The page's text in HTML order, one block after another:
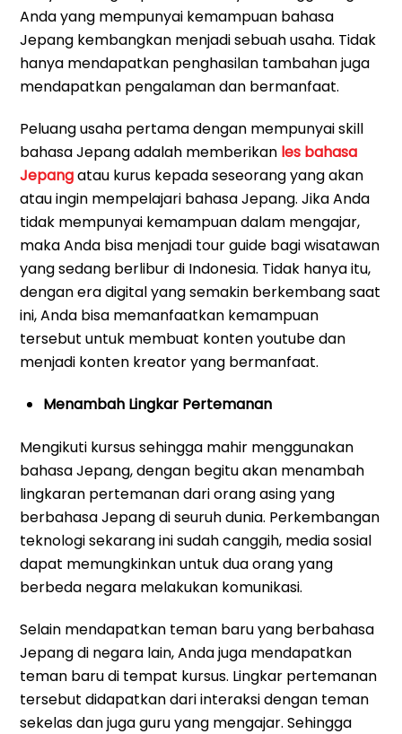
Anda yang mempunyai kemampuan bahasa
Jepang kembangkan menjadi sebuah usaha. Tidak
hanya mendapatkan penghasilan tambahan juga
mendapatkan pengalaman dan bermanfaat.
Peluang usaha pertama dengan mempunyai skill
bahasa Jepang adalah memberikan les bahasa
Jepangatau kurus kepada seseorang yang akan
atau ingin mempelajari bahasa Jepang. Jika Anda
tidak mempunyai kemampuan dalam mengajar,
maka Anda bisa menjadi tour guide bagi wisatawan
yang sedang berlibur di Indonesia. Tidak hanya itu,
dengan era digital yang semakin berkembang saat
ini, Anda bisa memanfaatkan kemampuan
tersebut untuk membuat konten youtube dan
menjadi konten kreator yang bermanfaat.
Menambah Lingkar Pertemanan
Mengikuti kursus sehingga mahir menggunakan
bahasa Jepang, dengan begitu akan menambah
lingkaran pertemanan dari orang asing yang
berbahasa Jepang di seuruh dunia. Perkembangan
teknologi sekarang ini sudah canggih, media sosial
dapat memungkinkan untuk dua orang yang
berbeda negara melakukan komunikasi.
Selain mendapatkan teman baru yang berbahasa
Jepang di negara lain, Anda juga mendapatkan
teman baru di tempat kursus. Lingkar pertemanan
tersebut didapatkan dari interaksi dengan teman
sekelas dan juga guru yang mengajar. Sehingga